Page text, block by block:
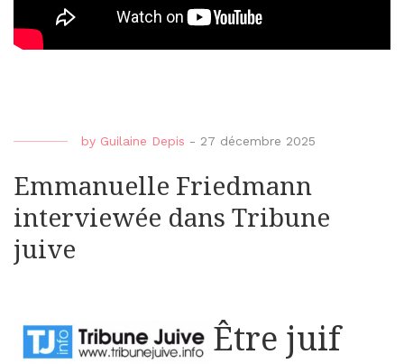
by Guilaine Depis - 27 décembre 2025
Emmanuelle Friedmann
interviewée dans Tribune
juive
Être juif